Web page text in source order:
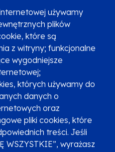
używamy
plików
które są
z witryny; funkcjonalne
wygodniejsze
których używamy do
danych o
oraz
pliki cookies, które
treści. Jeśli
WSZYSTKIE”, wyrażasz
z KPP i KPON
SMS-em
Promocja projektu